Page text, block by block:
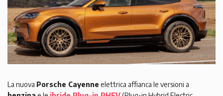
La nuova Porsche Cayenne elettrica affianca le versioni a